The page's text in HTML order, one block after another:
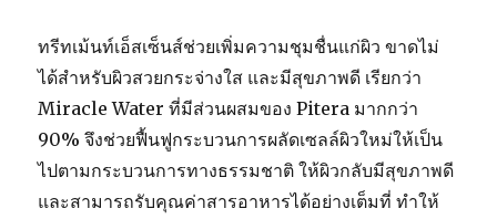
ทรีทเม้นท์เอ็สเซ็นส์ช่วยเพิ่มความชุมชื่นแก่ผิว ขาดไม่
ได้สำหรับผิวสวยกระจ่างใส และมีสุขภาพดี เรียกว่า
Miracle Water ที่มีส่วนผสมของ Pitera มากกว่า
90% จึงช่วยฟื้นฟูกระบวนการผลัดเซลล์ผิวใหม่ให้เป็น
ไปตามกระบวนการทางธรรมชาติ ให้ผิวกลับมีสุขภาพดี
และสามารถรับคุณค่าสารอาหารได้อย่างเต็มที่ ทำให้